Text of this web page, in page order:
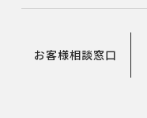
お客様相談窓口